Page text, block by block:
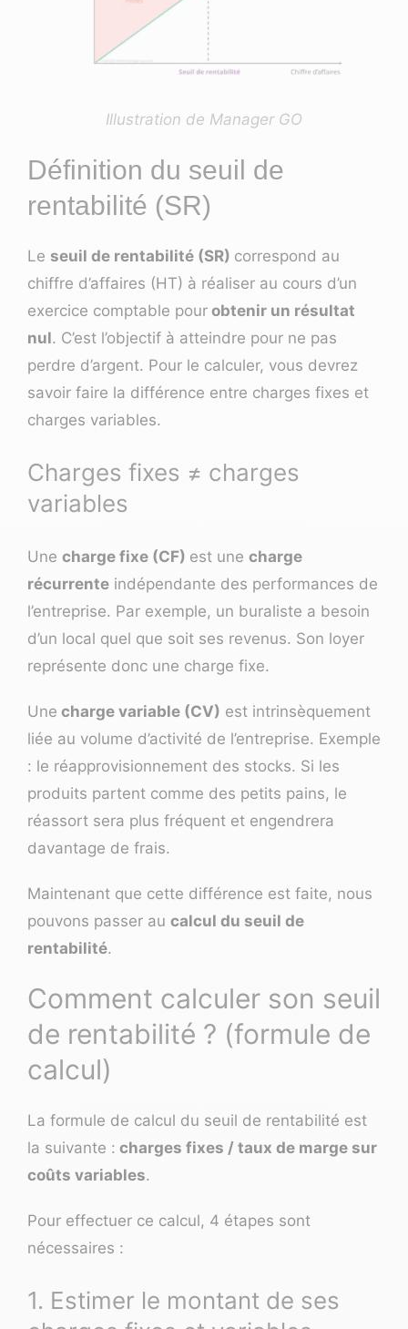
Illustration de Manager GO
Définition du seuil de
rentabilité (SR)
Le seuil de rentabilité (SR) correspond au
chiffre d’affaires (HT) à réaliser au cours d’un
exercice comptable pour obtenir un résultat
nul. C’est l’objectif à atteindre pour ne pas
perdre d’argent. Pour le calculer, vous devrez
savoir faire la différence entre charges fixes et
charges variables.
Charges fixes ≠ charges
variables
Une charge fixe (CF) est une charge
récurrente indépendante des performances de
l’entreprise. Par exemple, un buraliste a besoin
d’un local quel que soit ses revenus. Son loyer
représente donc une charge fixe.
Une charge variable (CV) est intrinsèquement
liée au volume d’activité de l’entreprise. Exemple
: le réapprovisionnement des stocks. Si les
produits partent comme des petits pains, le
réassort sera plus fréquent et engendrera
davantage de frais.
Maintenant que cette différence est faite, nous
pouvons passer au calcul du seuil de
rentabilité.
Comment calculer son seuil
de rentabilité ? (formule de
calcul)
La formule de calcul du seuil de rentabilité est
la suivante : charges fixes / taux de marge sur
coûts variables.
Pour effectuer ce calcul, 4 étapes sont
nécessaires :
1. Estimer le montant de ses